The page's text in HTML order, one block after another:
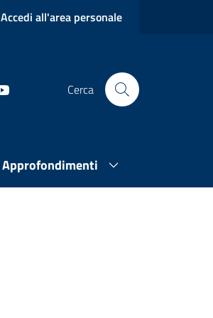
Accedi all'area personale
Cerca
Approfondimenti